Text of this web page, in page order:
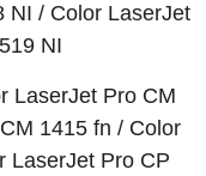
NI / Color LaserJet
NI
Pro CM
1415 fn / Color
LaserJet Pro CP